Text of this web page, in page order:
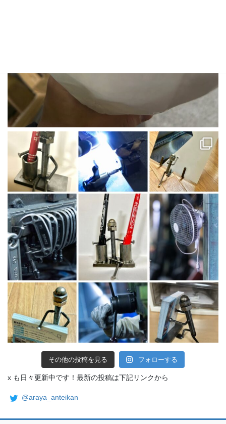
その他の投稿を見る フォローする
x も日々更新中です！最新の投稿は下記リンクから
@araya_anteikan